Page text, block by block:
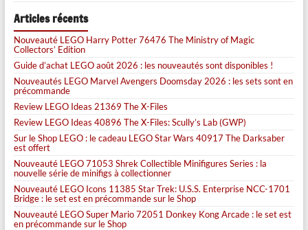
Articles récents
Nouveauté LEGO Harry Potter 76476 The Ministry of Magic
Collectors’ Edition
Guide d’achat LEGO août 2026 : les nouveautés sont disponibles !
Nouveautés LEGO Marvel Avengers Doomsday 2026 : les sets sont en
précommande
Review LEGO Ideas 21369 The X-Files
Review LEGO Ideas 40896 The X-Files: Scully’s Lab (GWP)
Sur le Shop LEGO : le cadeau LEGO Star Wars 40917 The Darksaber
est offert
Nouveauté LEGO 71053 Shrek Collectible Minifigures Series : la
nouvelle série de minifigs à collectionner
Nouveauté LEGO Icons 11385 Star Trek: U.S.S. Enterprise NCC-1701
Bridge : le set est en précommande sur le Shop
Nouveauté LEGO Super Mario 72051 Donkey Kong Arcade : le set est
en précommande sur le Shop